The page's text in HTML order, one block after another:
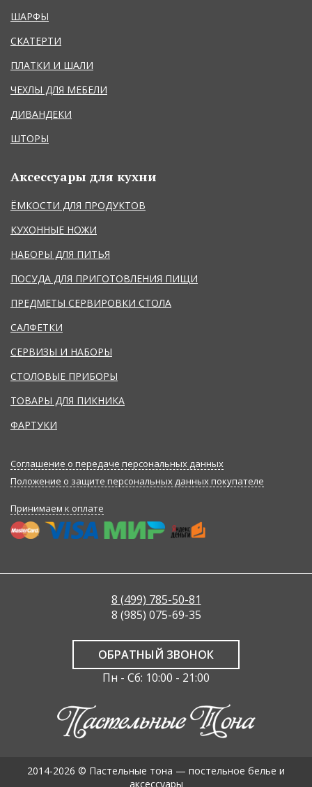
ШАРФЫ
СКАТЕРТИ
ПЛАТКИ И ШАЛИ
ЧЕХЛЫ ДЛЯ МЕБЕЛИ
ДИВАНДЕКИ
ШТОРЫ
Аксессуары для кухни
ЁМКОСТИ ДЛЯ ПРОДУКТОВ
КУХОННЫЕ НОЖИ
НАБОРЫ ДЛЯ ПИТЬЯ
ПОСУДА ДЛЯ ПРИГОТОВЛЕНИЯ ПИЩИ
ПРЕДМЕТЫ СЕРВИРОВКИ СТОЛА
САЛФЕТКИ
СЕРВИЗЫ И НАБОРЫ
СТОЛОВЫЕ ПРИБОРЫ
ТОВАРЫ ДЛЯ ПИКНИКА
ФАРТУКИ
Соглашение о передаче персональных данных
Положение о защите персональных данных покупателе
Принимаем к оплате
8 (499) 785-50-81
8 (985) 075-69-35
ОБРАТНЫЙ ЗВОНОК
Пн - Сб: 10:00 - 21:00
2014-2026 © Пастельные тона — постельное белье и
аксессуары